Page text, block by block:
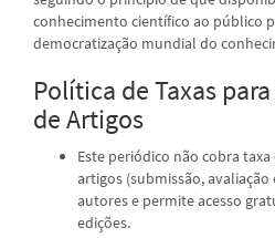
conhecimento científico ao público
democratização mundial do
Política de Taxas
de Artigos
Este periódico não cobra
artigos (submissão, avaliação
autores e permite acesso
edições.